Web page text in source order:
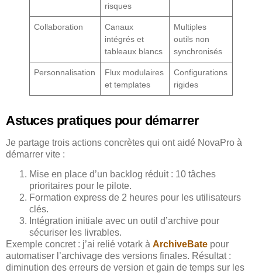
risques
Collaboration
Canaux
intégrés et
tableaux blancs
Multiples
outils non
synchronisés
Personnalisation
Flux modulaires
et templates
Configurations
rigides
Astuces pratiques pour démarrer
Je partage trois actions concrètes qui ont aidé NovaPro à
démarrer vite :
Mise en place d’un backlog réduit : 10 tâches
prioritaires pour le pilote.
Formation express de 2 heures pour les utilisateurs
clés.
Intégration initiale avec un outil d’archive pour
sécuriser les livrables.
Exemple concret : j’ai relié votark à ArchiveBate pour
automatiser l’archivage des versions finales. Résultat :
diminution des erreurs de version et gain de temps sur les